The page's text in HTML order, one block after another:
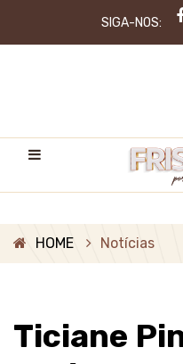
SIGA-NOS:
HOME Notícias
Ticiane